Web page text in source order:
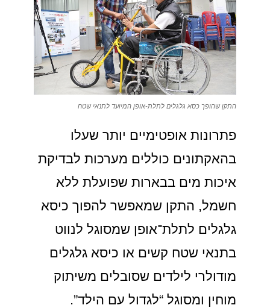
התקן שהופך כסא גלגלים לתלת-אופן המיועד לתנאי שטח
פתרונות אופטימיים יותר שעלו
בהאקתונים כוללים מערכות לבדיקת
איכות מים בבארות שפועלת ללא
חשמל, התקן שמאפשר להפוך כיסא
גלגלים לתלת־אופן שמסוגל לנווט
בתנאי שטח קשים או כיסא גלגלים
מודולרי לילדים שסובלים משיתוק
מוחין ומסוגל “לגדול עם הילד”.